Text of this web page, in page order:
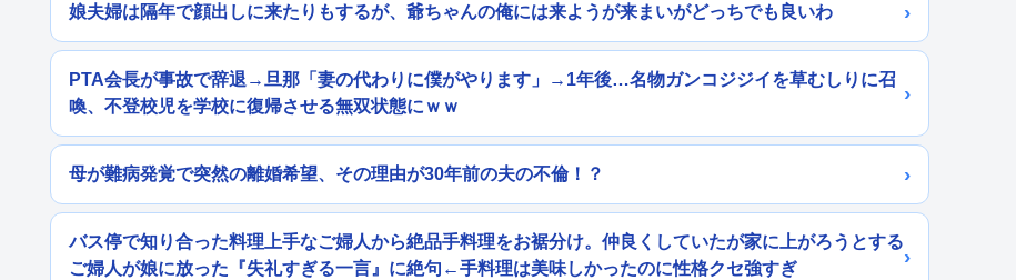
娘夫婦は隔年で顔出しに来たりもするが、爺ちゃんの俺には来ようが来まいがどっちでも良いわ
PTA会長が事故で辞退→旦那「妻の代わりに僕がやります」→1年後…名物ガンコジジイを草むしりに召
喚、不登校児を学校に復帰させる無双状態にｗｗ
母が難病発覚で突然の離婚希望、その理由が30年前の夫の不倫！？
バス停で知り合った料理上手なご婦人から絶品手料理をお裾分け。仲良くしていたが家に上がろうとする
ご婦人が娘に放った『失礼すぎる一言』に絶句←手料理は美味しかったのに性格クセ強すぎ